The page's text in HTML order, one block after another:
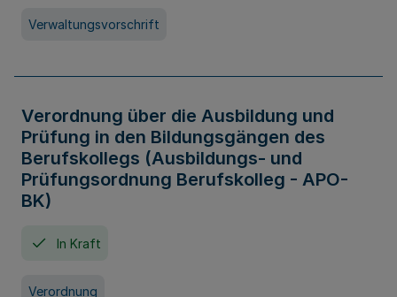
Verwaltungsvorschrift
Verordnung über die Ausbildung und
Prüfung in den Bildungsgängen des
Berufskollegs (Ausbildungs- und
Prüfungsordnung Berufskolleg - APO-
BK)
In Kraft
Verordnung